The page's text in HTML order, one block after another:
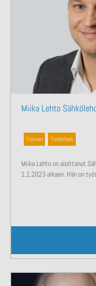
Miika Lehto
Yleinen Tiedotteet
Miika Lehto on aloittanut
1.1.2023 alkaen. Hän on